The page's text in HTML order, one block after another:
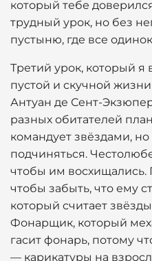
который тебе
трудный урок, но без
пустыню, где все
Третий урок, который я
пустой и скучной
Антуан де Сент-
разных обитателей
командует звёздами,
подчиняться.
чтобы им восхищались.
чтобы забыть, что ему
который считает
Фонарщик, который
гасит фонарь, потому
— карикатуры на